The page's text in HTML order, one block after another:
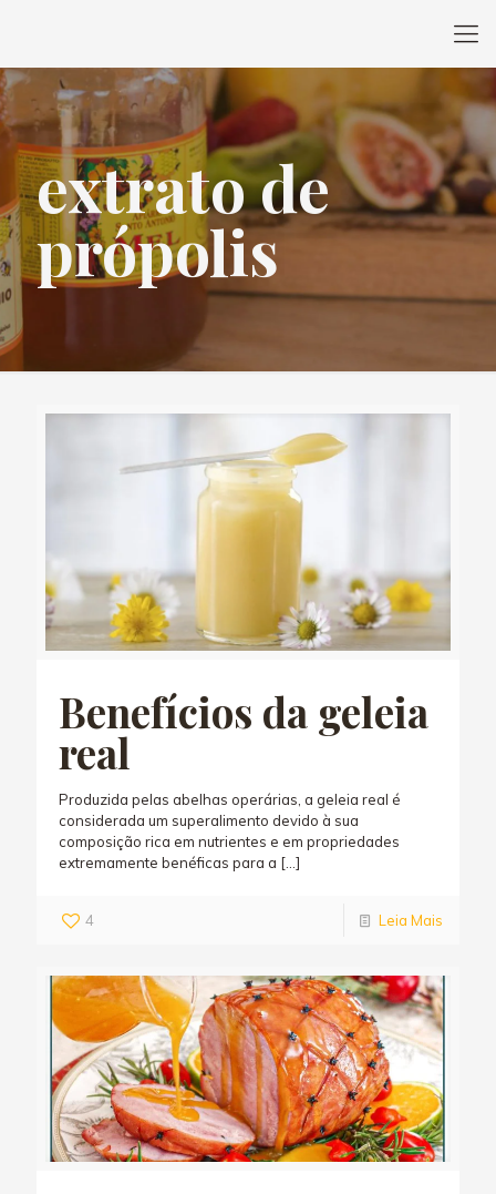
extrato de
própolis
Benefícios da geleia
real
Produzida pelas abelhas operárias, a geleia real é
considerada um superalimento devido à sua
composição rica em nutrientes e em propriedades
extremamente benéficas para a […]
4 Leia Mais